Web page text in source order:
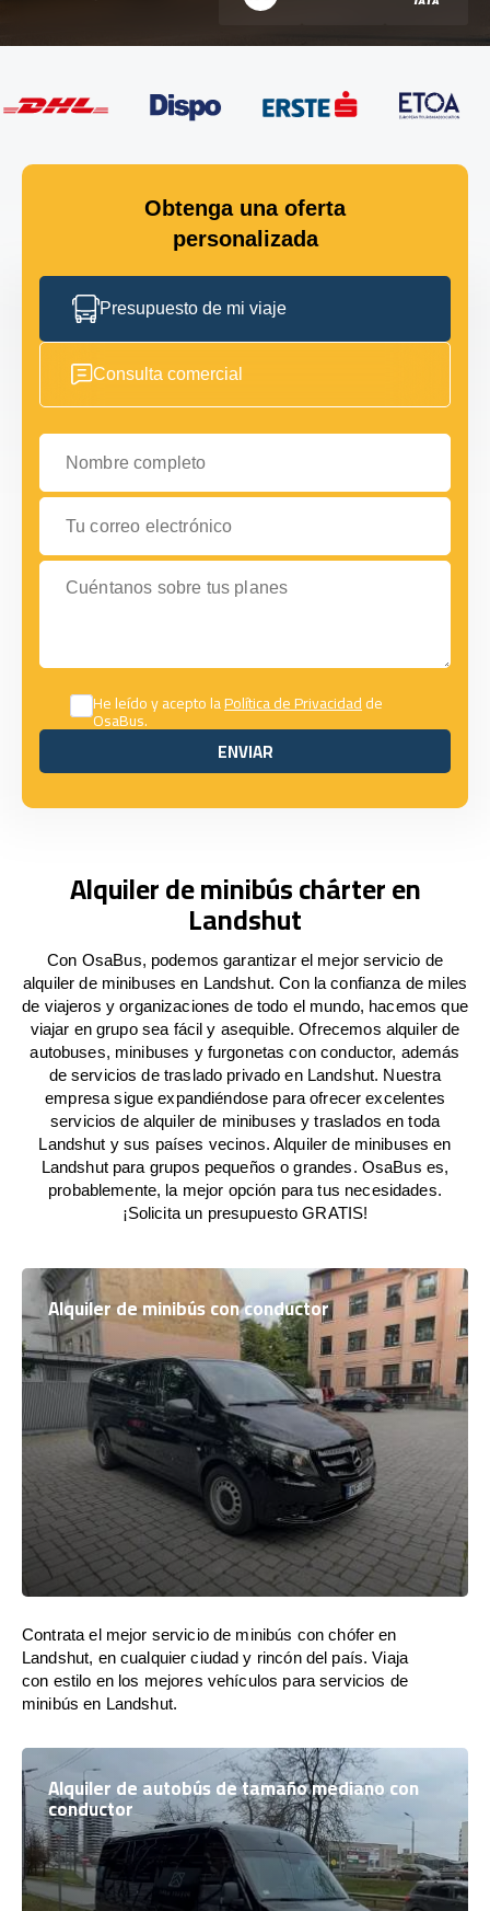
Obtenga una oferta
personalizada
Presupuesto de mi viaje
Consulta comercial
Nombre completo
Tu correo electrónico
Cuéntanos sobre tus planes
He leído y acepto laPolítica de Privacidadde
OsaBus.
ENVIAR
ENVIAR
Alquiler de minibús chárter en
Landshut
Con OsaBus, podemos garantizar el mejor servicio de
alquiler de minibuses en Landshut. Con la confianza de miles
de viajeros y organizaciones de todo el mundo, hacemos que
viajar en grupo sea fácil y asequible. Ofrecemos alquiler de
autobuses, minibuses y furgonetas con conductor, además
de servicios de traslado privado en Landshut. Nuestra
empresa sigue expandiéndose para ofrecer excelentes
servicios de alquiler de minibuses y traslados en toda
Landshut y sus países vecinos. Alquiler de minibuses en
Landshut para grupos pequeños o grandes. OsaBus es,
probablemente, la mejor opción para tus necesidades.
¡Solicita un presupuesto GRATIS!
Alquiler de minibús con conductor
Contrata el mejor servicio de minibús con chófer en
Landshut, en cualquier ciudad y rincón del país. Viaja
con estilo en los mejores vehículos para servicios de
minibús en Landshut.
Alquiler de autobús de tamaño mediano con
conductor